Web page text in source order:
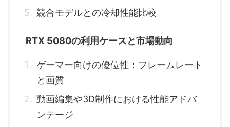
競合モデルとの冷却性能比較
RTX 5080の利用ケースと市場動向
ゲーマー向けの優位性：フレームレート
と画質
動画編集や3D制作における性能アドバ
ンテージ